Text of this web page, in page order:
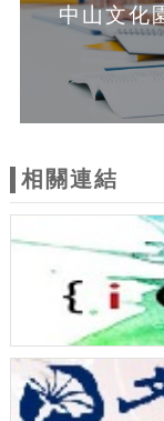
中山文化
相關連結